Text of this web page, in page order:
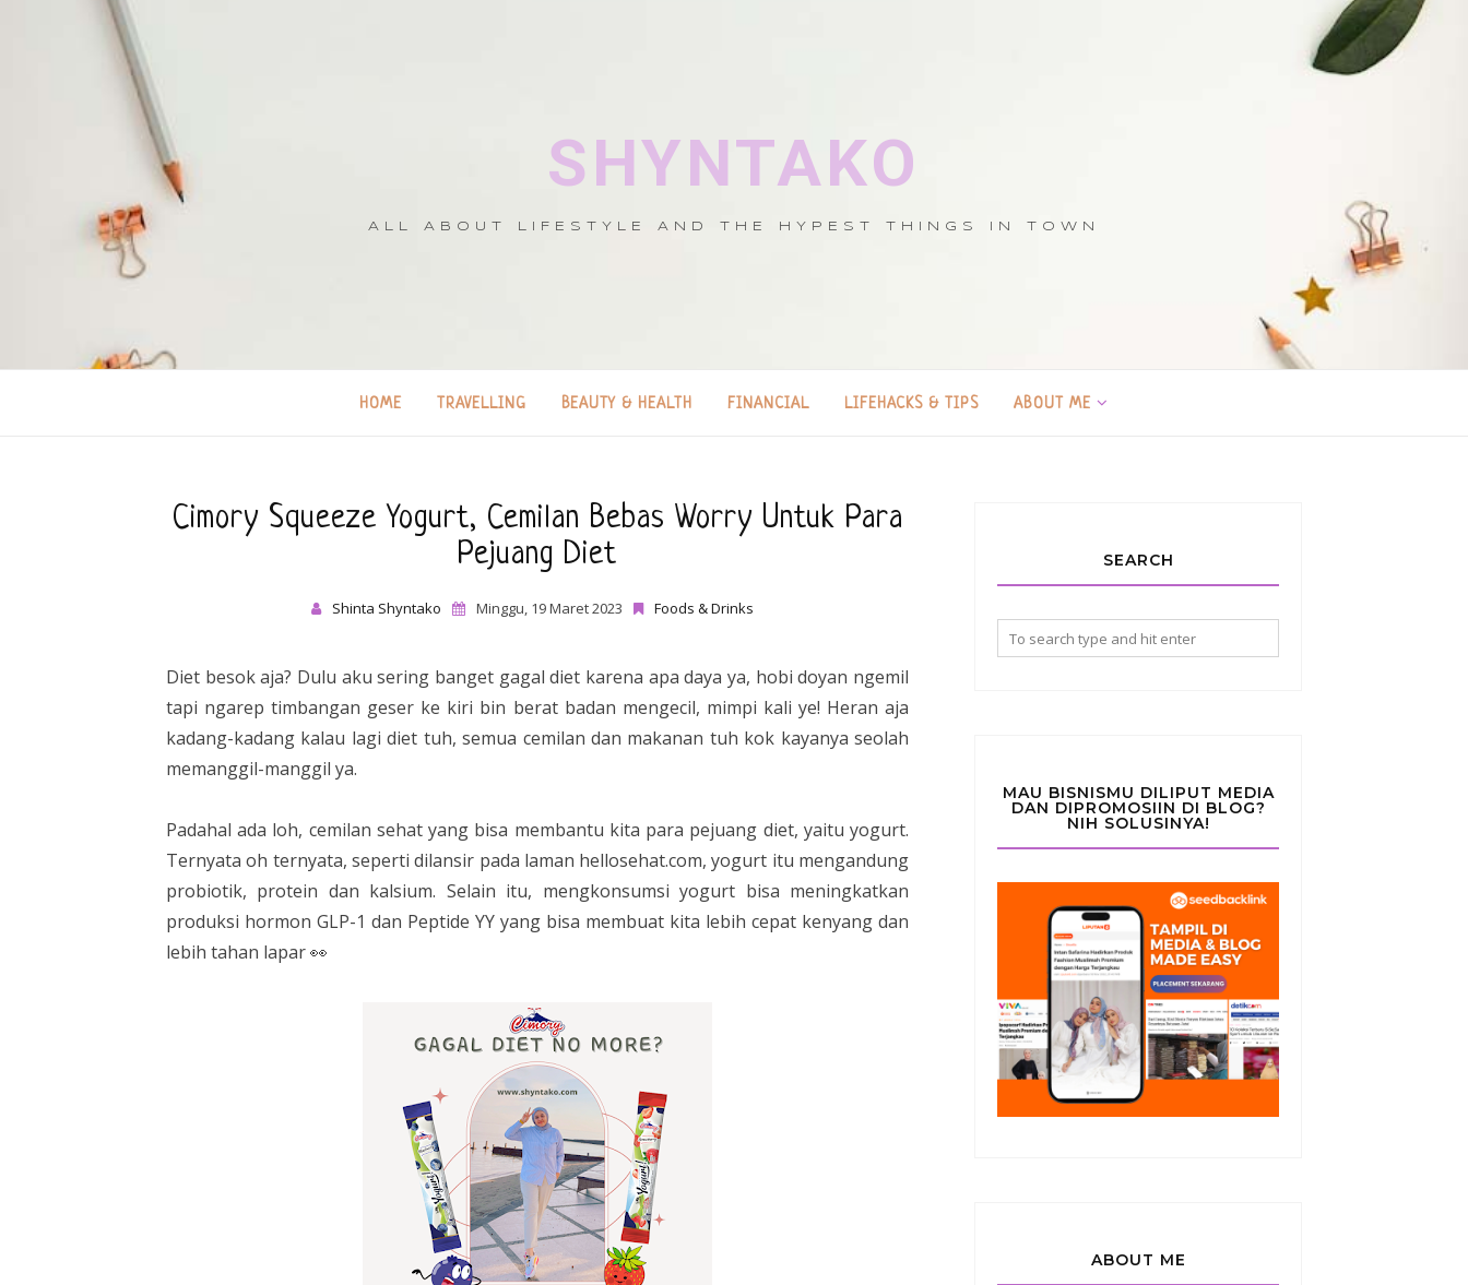
SHYNTAKO
ALL ABOUT LIFESTYLE AND THE HYPEST THINGS IN TOWN
HOME TRAVELLING BEAUTY & HEALTH FINANCIAL LIFEHACKS & TIPS ABOUT ME
Cimory Squeeze Yogurt, Cemilan Bebas Worry Untuk Para
Pejuang Diet
Shinta Shyntako Minggu, 19 Maret 2023 Foods & Drinks
Diet besok aja? Dulu aku sering banget gagal diet karena apa daya ya, hobi doyan ngemil
tapi ngarep timbangan geser ke kiri bin berat badan mengecil, mimpi kali ye! Heran aja
kadang-kadang kalau lagi diet tuh, semua cemilan dan makanan tuh kok kayanya seolah
memanggil-manggil ya.
Padahal ada loh, cemilan sehat yang bisa membantu kita para pejuang diet, yaitu yogurt.
Ternyata oh ternyata, seperti dilansir pada laman hellosehat.com, yogurt itu mengandung
probiotik, protein dan kalsium. Selain itu, mengkonsumsi yogurt bisa meningkatkan
produksi hormon GLP-1 dan Peptide YY yang bisa membuat kita lebih cepat kenyang dan
lebih tahan lapar 👀
SEARCH
MAU BISNISMU DILIPUT MEDIA
DAN DIPROMOSIIN DI BLOG?
NIH SOLUSINYA!
ABOUT ME